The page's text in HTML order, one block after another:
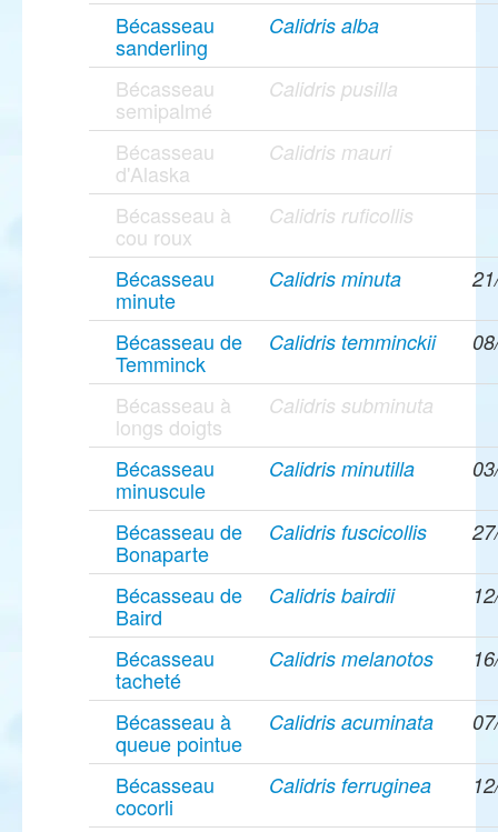
Bécasseau
sanderling
Calidris alba
Bécasseau
semipalmé
Calidris pusilla
Bécasseau
d'Alaska
Calidris mauri
Bécasseau à
cou roux
Calidris ruficollis
Bécasseau
minute
Calidris minuta
Bécasseau de
Temminck
Calidris temminckii
Bécasseau à
longs doigts
Calidris subminuta
Bécasseau
minuscule
Calidris minutilla
Bécasseau de
Bonaparte
Calidris fuscicollis
Bécasseau de
Baird
Calidris bairdii
Bécasseau
tacheté
Calidris melanotos
Bécasseau à
queue pointue
Calidris acuminata
Bécasseau
cocorli
Calidris ferruginea